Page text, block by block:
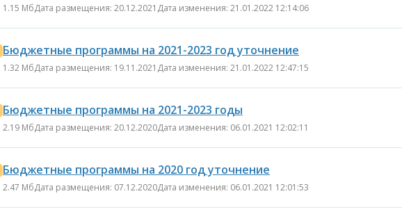
1.15 МбДата размещения: 20.12.2021 Дата изменения: 21.01.2022 12:14:06
Бюджетные программы на 2021-2023 год уточнение
1.32 МбДата размещения: 19.11.2021 Дата изменения: 21.01.2022 12:47:15
Бюджетные программы на 2021-2023 годы
2.19 МбДата размещения: 20.12.2020Дата изменения: 06.01.2021 12:02:11
Бюджетные программы на 2020 год уточнение
2.47 МбДата размещения: 07.12.2020Дата изменения: 06.01.2021 12:01:53